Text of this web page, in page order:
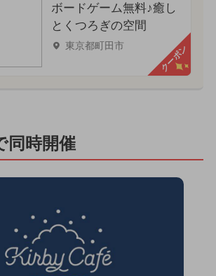
ボードゲーム無料♪癒し
とくつろぎの空間
東京都町田市 クーポン
同時開催